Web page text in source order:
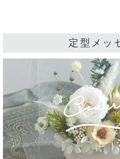
定型メッ